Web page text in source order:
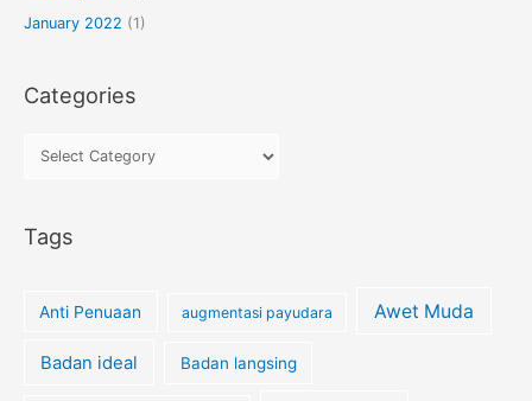
January 2022 (1)
Categories
Tags
Anti Penuaan augmentasi payudara Awet Muda
Badan ideal Badan langsing